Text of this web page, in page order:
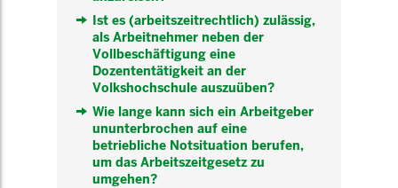
Ist es (arbeitszeitrechtlich) zulässig,
als Arbeitnehmer neben der
Vollbeschäftigung eine
Dozententätigkeit an der
Volkshochschule auszuüben?
Wie lange kann sich ein Arbeitgeber
ununterbrochen auf eine
betriebliche Notsituation berufen,
um das Arbeitszeitgesetz zu
umgehen?